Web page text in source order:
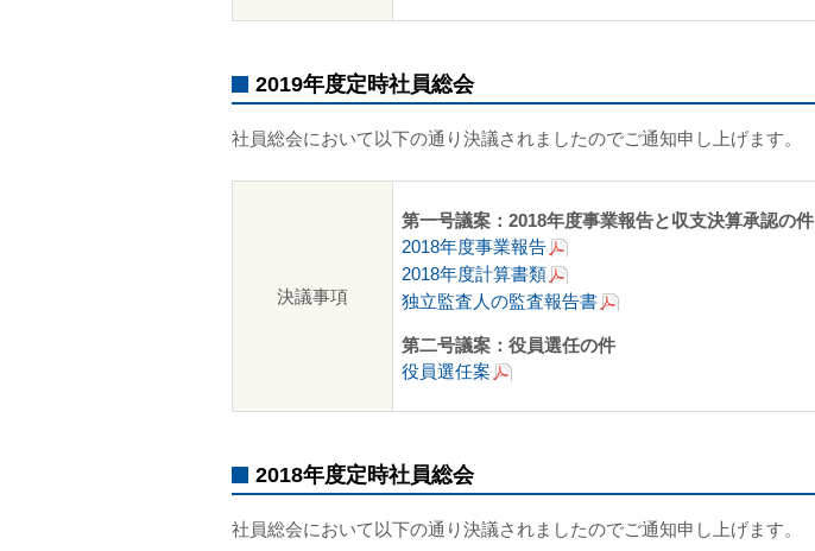
2019年度定時社員総会
社員総会において以下の通り決議されましたのでご通知申し上げます。
決議事項
第一号議案：2018年度事業報告と収支決算承認の件
2018年度事業報告
2018年度計算書類
独立監査人の監査報告書
第二号議案：役員選任の件
役員選任案
2018年度定時社員総会
社員総会において以下の通り決議されましたのでご通知申し上げます。